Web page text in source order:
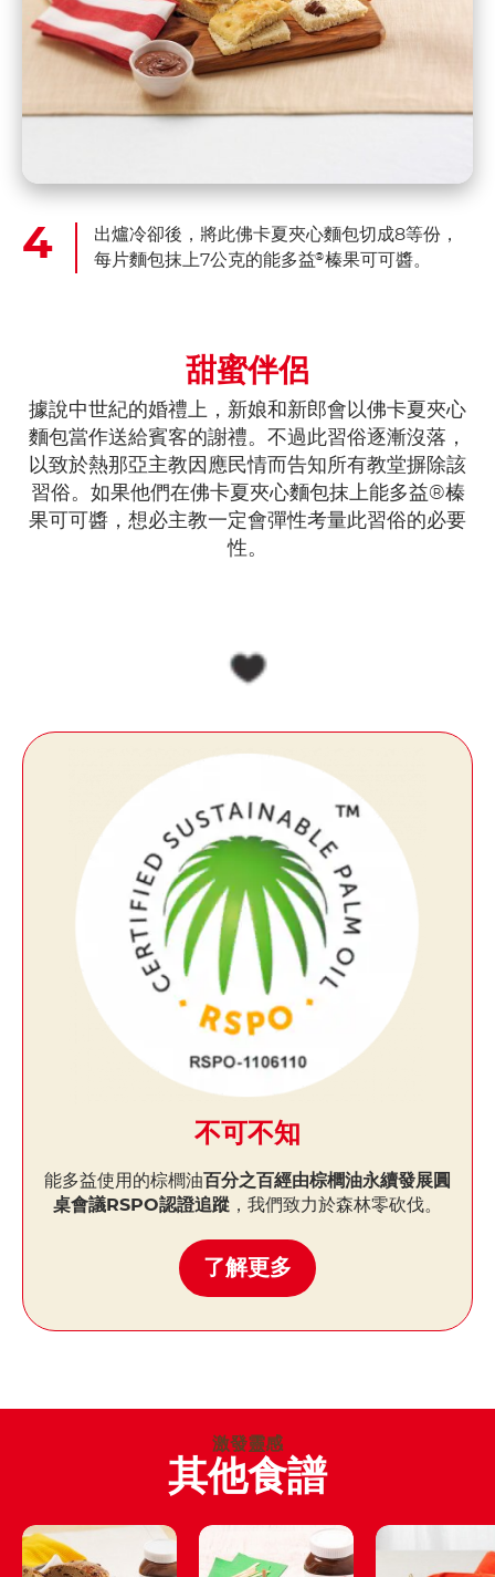
出爐冷卻後，將此佛卡夏夾心麵包切成8等份，
每片麵包抹上7公克的能多益®榛果可可醬。
甜蜜伴侶
據說中世紀的婚禮上，新娘和新郎會以佛卡夏夾心
麵包當作送給賓客的謝禮。不過此習俗逐漸沒落，
以致於熱那亞主教因應民情而告知所有教堂摒除該
習俗。如果他們在佛卡夏夾心麵包抹上能多益®榛
果可可醬，想必主教一定會彈性考量此習俗的必要
性。
不可不知
能多益使用的棕櫚油百分之百經由棕櫚油永續發展圓
桌會議RSPO認證追蹤 ，我們致力於森林零砍伐。
了解更多
激發靈感
其他食譜